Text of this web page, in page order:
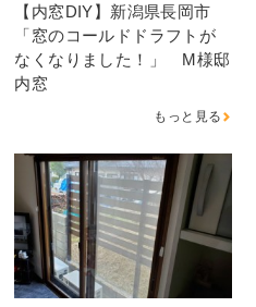
【内窓DIY】新潟県長岡市
「窓のコールドドラフトが
なくなりました！」 M様邸
内窓
もっと見る